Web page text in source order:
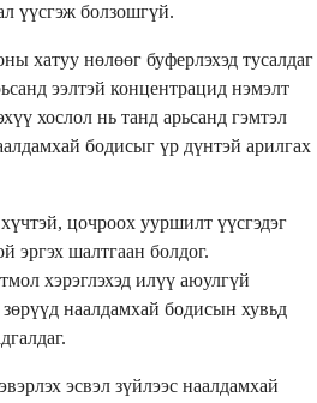
үүсгэж болзошгүй.
хатуу нөлөөг буферлэхэд тусалдаг
ээлтэй концентрацид нэмэлт
хослол нь танд арьсанд гэмтэл
бодисыг үр дүнтэй арилгах
цочроох ууршилт үүсгэдэг
эргэх шалтгаан болдог.
хэрэглэхэд илүү аюулгүй
зөрүүд наалдамхай бодисын хувьд
эсвэл зүйлээс наалдамхай